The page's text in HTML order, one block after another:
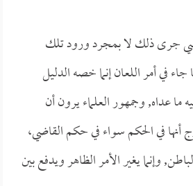
جرى ذلك لا بمجرد ورود تلك
جاء في أمر اللعان إنما خصه الدليل
عداه, وجمهور العلماء يرون أن
أنها في الحكم سواء في حكم القاضي،
وإنما يغير الأمر الظاهر ويدفع بين